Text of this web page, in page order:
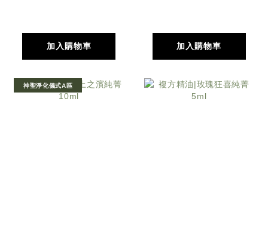
加入購物車 加入購物車
神聖淨化儀式A區